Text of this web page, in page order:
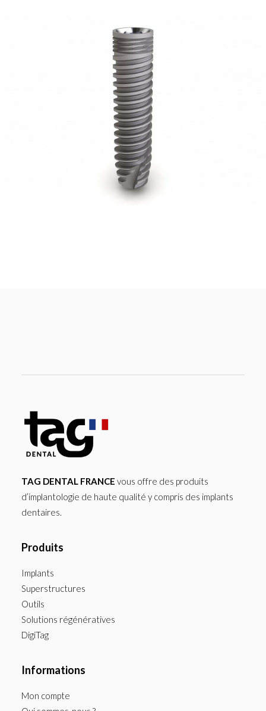
Ajouter au panier
TAG DENTAL FRANCE vous offre des produits
d’implantologie de haute qualité y compris des implants
dentaires.
Produits
Implants
Superstructures
Outils
Solutions régénératives
DigiTag
Informations
Mon compte